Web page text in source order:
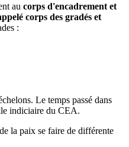
au corps d'encadrement et
corps des gradés et
:
Le temps passé dans
indiciaire du CEA.
la paix se faire de différente